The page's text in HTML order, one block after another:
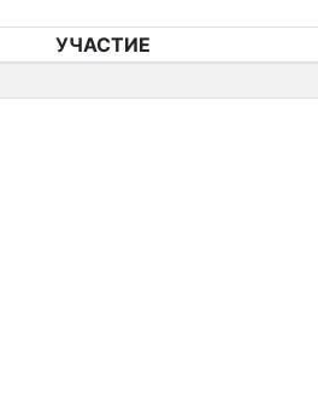
УЧАСТИЕ